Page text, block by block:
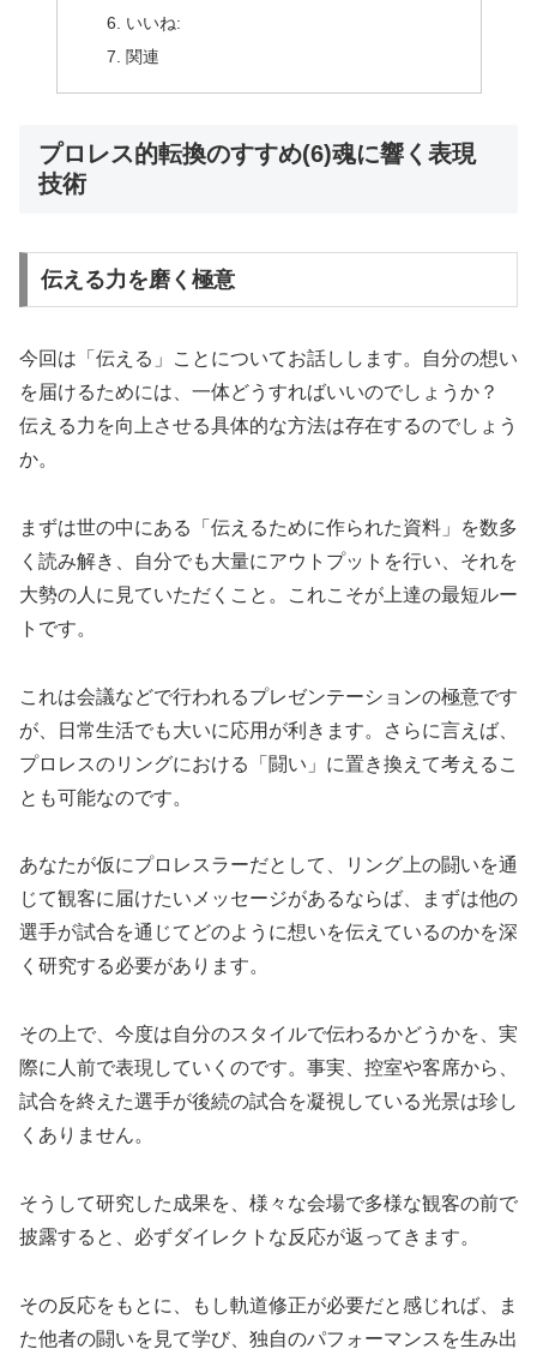
いいね:
関連
プロレス的転換のすすめ(6)魂に響く表現
技術
伝える力を磨く極意
今回は「伝える」ことについてお話しします。自分の想い
を届けるためには、一体どうすればいいのでしょうか？
伝える力を向上させる具体的な方法は存在するのでしょう
か。
まずは世の中にある「伝えるために作られた資料」を数多
く読み解き、自分でも大量にアウトプットを行い、それを
大勢の人に見ていただくこと。これこそが上達の最短ルー
トです。
これは会議などで行われるプレゼンテーションの極意です
が、日常生活でも大いに応用が利きます。さらに言えば、
プロレスのリングにおける「闘い」に置き換えて考えるこ
とも可能なのです。
あなたが仮にプロレスラーだとして、リング上の闘いを通
じて観客に届けたいメッセージがあるならば、まずは他の
選手が試合を通じてどのように想いを伝えているのかを深
く研究する必要があります。
その上で、今度は自分のスタイルで伝わるかどうかを、実
際に人前で表現していくのです。事実、控室や客席から、
試合を終えた選手が後続の試合を凝視している光景は珍し
くありません。
そうして研究した成果を、様々な会場で多様な観客の前で
披露すると、必ずダイレクトな反応が返ってきます。
その反応をもとに、もし軌道修正が必要だと感じれば、ま
た他者の闘いを見て学び、独自のパフォーマンスを生み出